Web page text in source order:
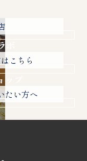
こちら
プ
たい方へ